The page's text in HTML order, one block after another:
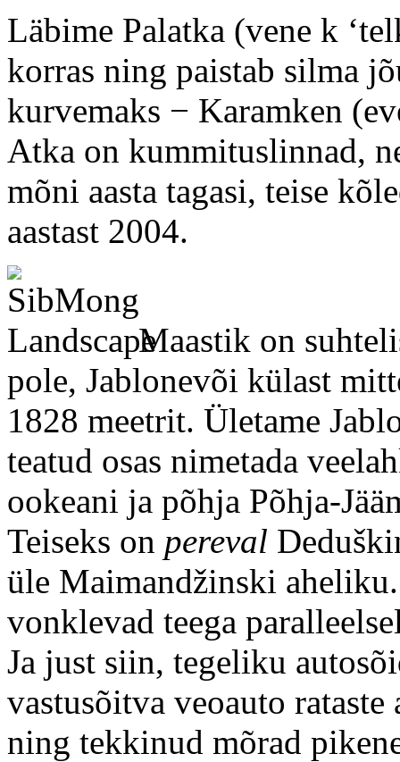
Läbime Palatka (vene k
korras ning paistab silma
kurvemaks − Karamken
Atka on kummituslinnad,
mõni aasta tagasi, teise
aastast 2004.
Maastik on
pole, Jablonevõi külast
1828 meetrit. Ületame
teatud osas nimetada
ookeani ja põhja Põhja-
Teiseks on pereval
üle Maimandžinski
vonklevad teega
Ja just siin, tegeliku
vastusõitva veoauto
ning tekkinud mõrad